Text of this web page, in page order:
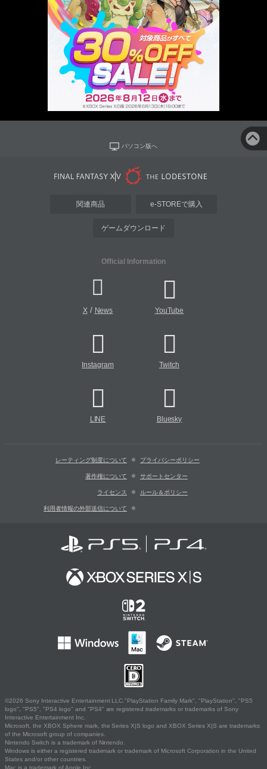
パソコン版へ
関連商品 e-STOREで購入
ゲームダウンロード
Official Information
X/ News YouTube
Instagram Twitch
LINE Bluesky
レーティング制度について プライバシーポリシー
著作権について サポートセンター
ライセンス ルール＆ポリシー
利用者情報の外部送信について
©2026 Sony Interactive Entertainment LLC."PlayStation Family Mark", "PlayStation", "PS5
logo", "PS5", "PS4 logo" and "PS4" are registered trademarks or trademarks of Sony
Interactive Entertainment Inc.
Microsoft, the XBOX Sphere mark, the Series X|S logo and XBOX Series X|S are trademarks
of the Microsoft group of companies.
Nintendo Switch is a trademark of Nintendo.
Windows is either a registered trademark or trademark of Microsoft Corporation in the United
States and/or other countries.
Mac is a trademark of Apple Inc.